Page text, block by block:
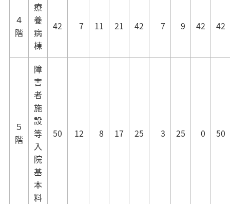
４
階
療
養
病
棟
42 7 11 21 42 7 9 42 42
５
階
障
害
者
施
設
等
入
院
基
本
料
50 12 8 17 25 3 25 0 50